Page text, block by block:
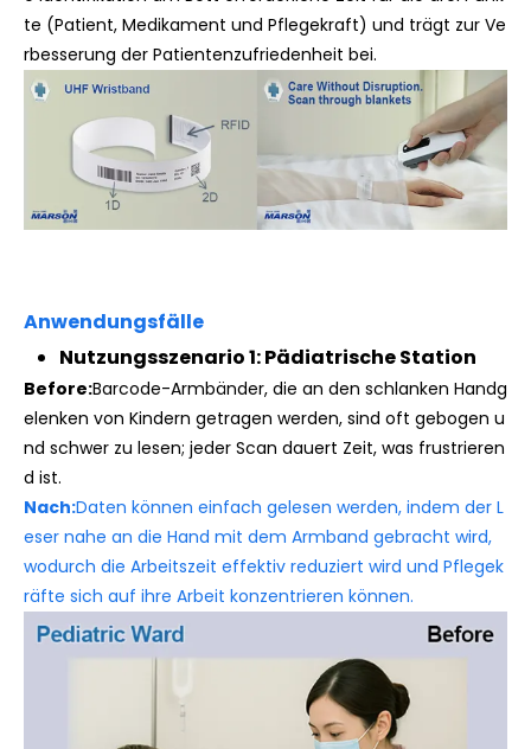
te (Patient, Medikament und Pflegekraft) und trägt zur Ve
rbesserung der Patientenzufriedenheit bei.
Anwendungsfälle
Nutzungsszenario 1: Pädiatrische Station
Before:Barcode-Armbänder, die an den schlanken Handg
elenken von Kindern getragen werden, sind oft gebogen u
nd schwer zu lesen; jeder Scan dauert Zeit, was frustrieren
d ist.
Nach:Daten können einfach gelesen werden, indem der L
eser nahe an die Hand mit dem Armband gebracht wird,
wodurch die Arbeitszeit effektiv reduziert wird und Pflegek
räfte sich auf ihre Arbeit konzentrieren können.